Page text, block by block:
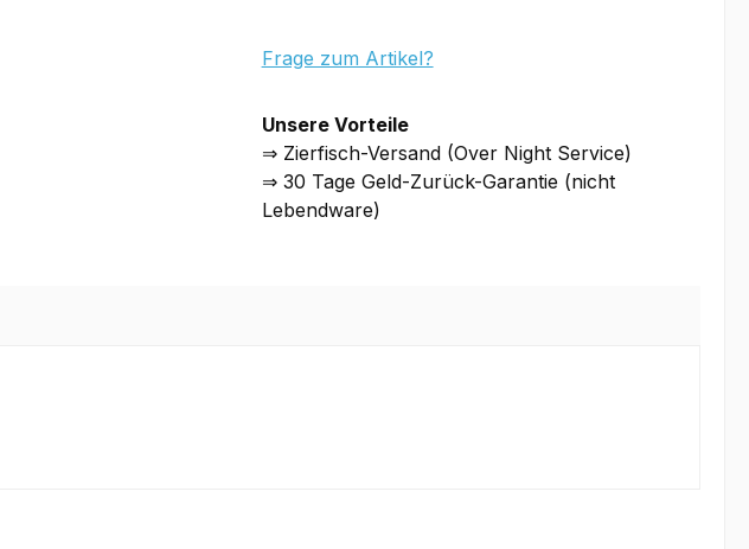
Frage zum Artikel?
Unsere Vorteile
⇒ Zierfisch-Versand (Over Night Service)
⇒ 30 Tage Geld-Zurück-Garantie (nicht
Lebendware)